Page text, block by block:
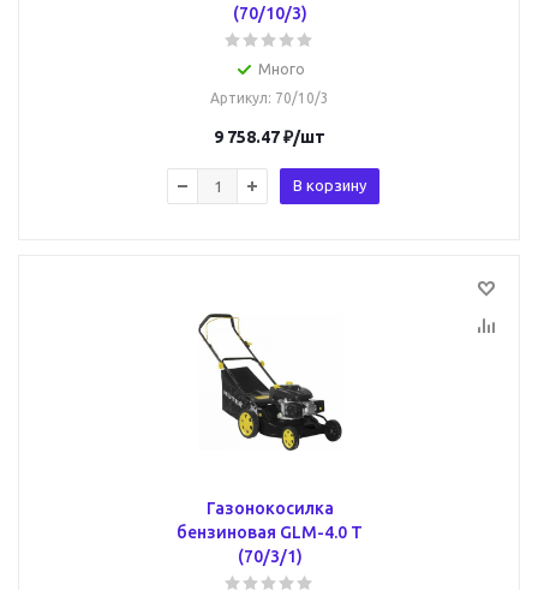
(70/10/3)
Много
Артикул: 70/10/3
9 758.47₽/шт
В корзину
Газонокосилка
бензиновая GLM-4.0 T
(70/3/1)